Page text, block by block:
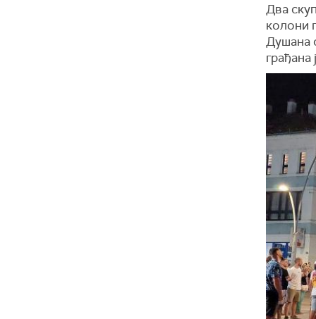
Два
колони
Душана
грађана